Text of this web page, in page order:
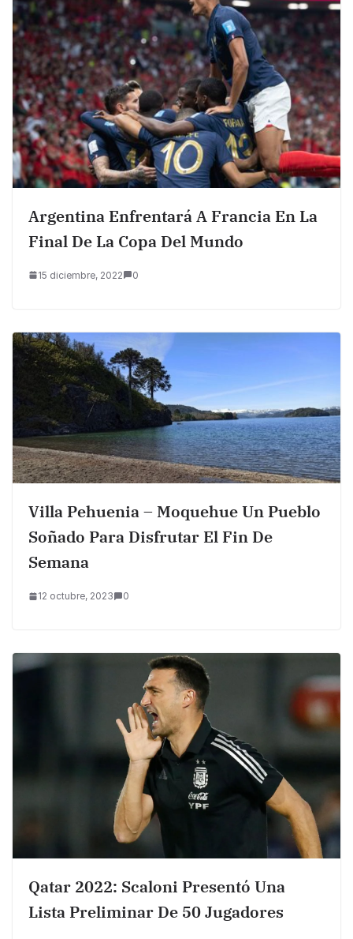
Argentina Enfrentará A Francia En La
Final De La Copa Del Mundo
15 diciembre, 2022 0
Villa Pehuenia – Moquehue Un Pueblo
Soñado Para Disfrutar El Fin De
Semana
12 octubre, 2023 0
Qatar 2022: Scaloni Presentó Una
Lista Preliminar De 50 Jugadores